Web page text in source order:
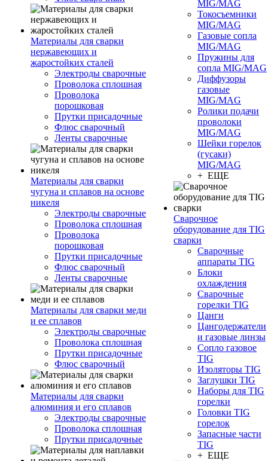
Материалы для сварки
нержавеющих и
жаростойких сталей
Электроды сварочные
Проволока сплошная
Проволока
порошковая
Прутки присадочные
Флюс сварочный
Ленты сварочные
Материалы для сварки
чугуна и сплавов на основе
никеля
Электроды сварочные
Проволока сплошная
Проволока
порошковая
Прутки присадочные
Флюс сварочный
Ленты сварочные
Материалы для сварки меди
и ее сплавов
Электроды сварочные
Проволока сплошная
Прутки присадочные
Флюс сварочный
Материалы для сварки
алюминия и его сплавов
Электроды сварочные
Проволока сплошная
Прутки присадочные
MIG/MAG
Токосъемники
MIG/MAG
Газовые сопла
MIG/MAG
Пружины для
сопла MIG/MAG
Диффузоры
газовые
MIG/MAG
Ролики подачи
проволоки
MIG/MAG
Шейки горелок
(гусаки)
MIG/MAG
+ ЕЩЕ
Сварочное
оборудование для TIG
сварки
Сварочные
аппараты TIG
Блоки
охлаждения
Сварочные
горелки TIG
Цанги
Цангодержатели
и газовые линзы
Сопло газовое
TIG
Изоляторы TIG
Заглушки TIG
Наборы для TIG
горелки
Головки TIG
горелок
Запасные части
TIG
+ ЕЩЕ